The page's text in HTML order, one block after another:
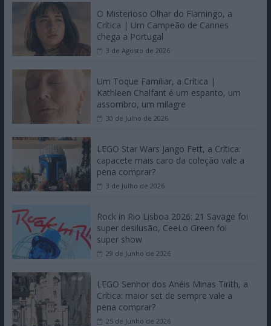
O Misterioso Olhar do Flamingo, a
Crítica | Um Campeão de Cannes
chega a Portugal
3 de Agosto de 2026
Um Toque Familiar, a Crítica |
Kathleen Chalfant é um espanto, um
assombro, um milagre
30 de Julho de 2026
LEGO Star Wars Jango Fett, a Crítica:
capacete mais caro da coleção vale a
pena comprar?
3 de Julho de 2026
Rock in Rio Lisboa 2026: 21 Savage foi
super desilusão, CeeLo Green foi
super show
29 de Junho de 2026
LEGO Senhor dos Anéis Minas Tirith, a
Crítica: maior set de sempre vale a
pena comprar?
25 de Junho de 2026